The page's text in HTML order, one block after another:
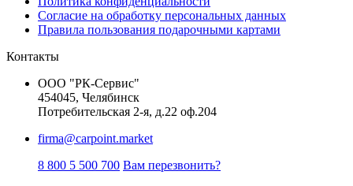
Согласие на обработку персональных данных
Правила пользования подарочными картами
Контакты
ООО "РК-Сервис"
454045, Челябинск
Потребительская 2-я, д.22 оф.204
firma@carpoint.market
8 800 5 500 700 Вам перезвонить?